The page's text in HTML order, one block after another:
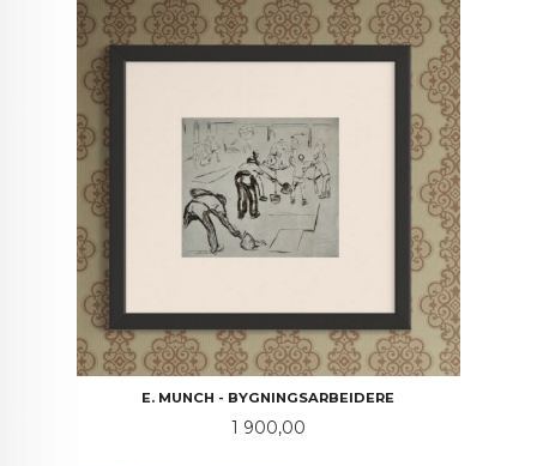
E. MUNCH - BYGNINGSARBEIDERE
Pris
1 900,00